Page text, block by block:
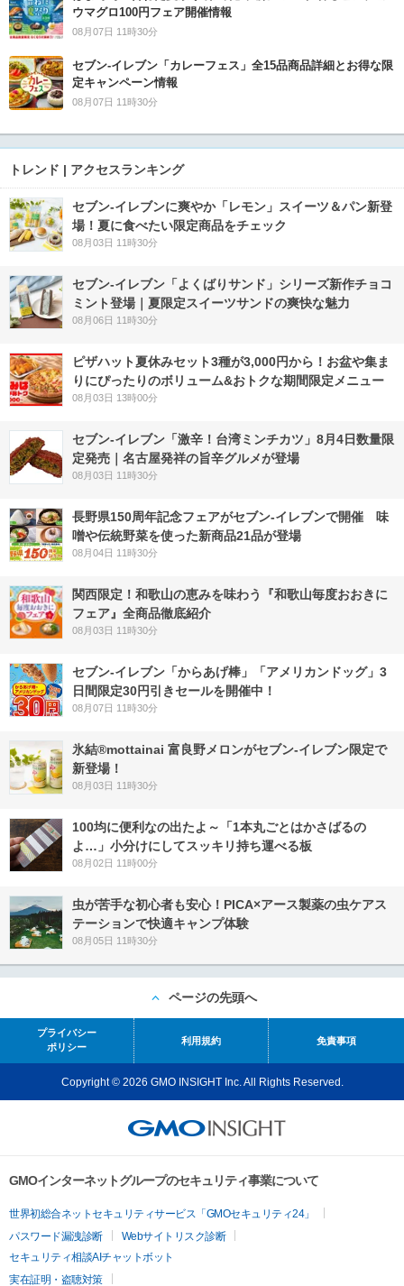
ウマグロ100円フェア開催情報
08月07日 11時30分
セブン‐イレブン「カレーフェス」全15品商品詳細とお得な限
定キャンペーン情報
08月07日 11時30分
トレンド | アクセスランキング
セブン‐イレブンに爽やか「レモン」スイーツ＆パン新登
場！夏に食べたい限定商品をチェック
08月03日 11時30分
セブン‐イレブン「よくばりサンド」シリーズ新作チョコ
ミント登場｜夏限定スイーツサンドの爽快な魅力
08月06日 11時30分
ピザハット夏休みセット3種が3,000円から！お盆や集ま
りにぴったりのボリューム&おトクな期間限定メニュー
08月03日 13時00分
セブン-イレブン「激辛！台湾ミンチカツ」8月4日数量限
定発売｜名古屋発祥の旨辛グルメが登場
08月03日 11時30分
長野県150周年記念フェアがセブン-イレブンで開催 味
噌や伝統野菜を使った新商品21品が登場
08月04日 11時30分
関西限定！和歌山の恵みを味わう『和歌山毎度おおきに
フェア』全商品徹底紹介
08月03日 11時30分
セブン‐イレブン「からあげ棒」「アメリカンドッグ」3
日間限定30円引きセールを開催中！
08月07日 11時30分
氷結®mottainai 富良野メロンがセブン‐イレブン限定で
新登場！
08月03日 11時30分
100均に便利なの出たよ～「1本丸ごとはかさばるの
よ…」小分けにしてスッキリ持ち運べる板
08月02日 11時00分
虫が苦手な初心者も安心！PICA×アース製薬の虫ケアス
テーションで快適キャンプ体験
08月05日 11時30分
ページの先頭へ
プライバシー
ポリシー
利用規約 免責事項
Copyright © 2026 GMO INSIGHT Inc. All Rights Reserved.
GMOインターネットグループのセキュリティ事業について
世界初総合ネットセキュリティサービス「GMOセキュリティ24」
パスワード漏洩診断
Webサイトリスク診断
セキュリティ相談AIチャットボット
実在証明・盗聴対策